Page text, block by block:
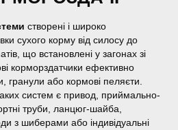
створені і широко
сухого корму від силосу до
що встановлені у загонах зі
корморздатчики ефективно
гранули або кормові пеляєти.
систем є привод, приймально-
труби, ланцюг-шайба,
з шиберами або індивідуальні